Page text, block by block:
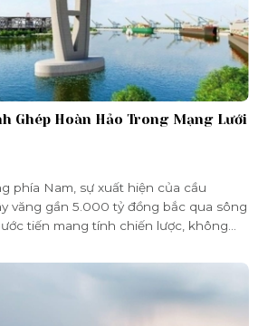
Ghép Hoàn Hảo Trong Mạng Lưới
phía Nam, sự xuất hiện của cầu
văng gần 5.000 tỷ đồng bắc qua sông
tiến mang tính chiến lược, không
phát triển mới cho huyện Cần Giờ,
sinh thái Vinhomes Green Paradise.